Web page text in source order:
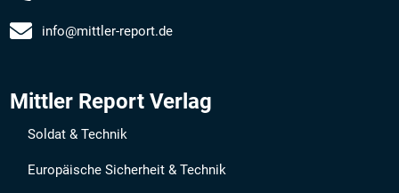
info@mittler-report.de
Mittler Report Verlag
Soldat & Technik
Europäische Sicherheit & Technik